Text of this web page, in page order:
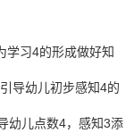
习4的形成做好知
导幼儿初步感知4的
儿点数4，感知3添